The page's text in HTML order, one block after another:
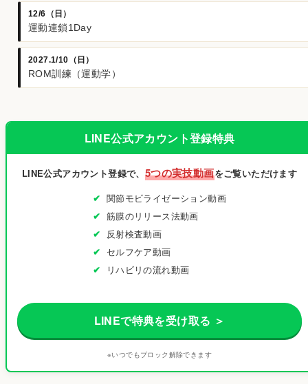
12/6（日）
運動連鎖1Day
2027.1/10（日）
ROM訓練（運動学）
LINE公式アカウント登録特典
LINE公式アカウント登録で、 5つの実技動画をご覧いただけます
関節モビライゼーション動画
筋膜のリリース法動画
反射検査動画
セルフケア動画
リハビリの流れ動画
LINEで特典を受け取る ＞
※いつでもブロック解除できます